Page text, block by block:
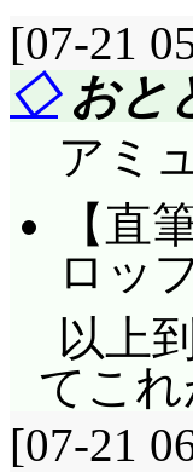
[07-21
◇おと
アミ
【直
ロッ
以上
てこ
[07-21